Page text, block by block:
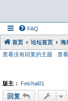
FAQ
首页 论坛首页 海
查看没有回复的主题 查
版主： Feichai01
回复